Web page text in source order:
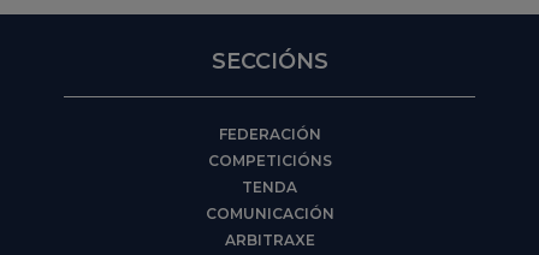
SECCIÓNS
FEDERACIÓN
COMPETICIÓNS
TENDA
COMUNICACIÓN
ARBITRAXE